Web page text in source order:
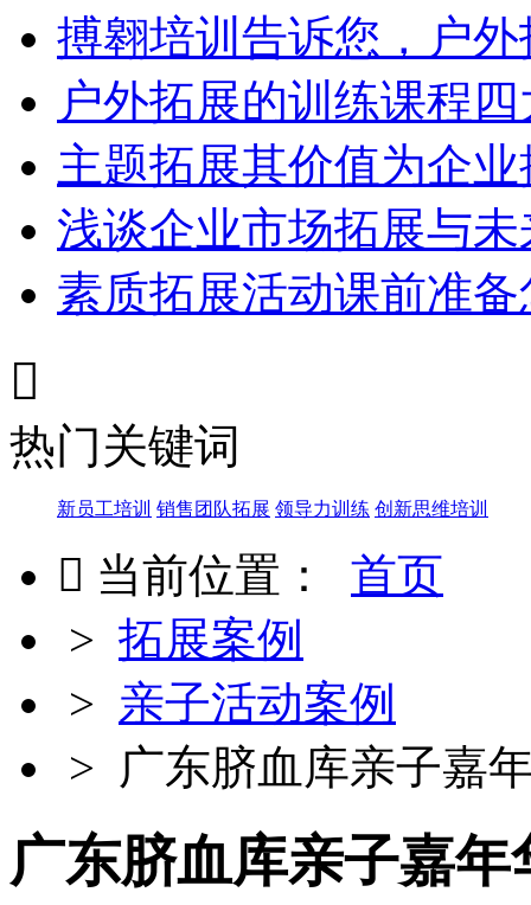
搏翱培训告诉您，户
户外拓展的训练课程
主题拓展其价值为企
浅谈企业市场拓展与
素质拓展活动课前准

热门关键词
新员工培训 销售团队拓展 领导力训练 创新思维培训
 当前位置： 首页
> 拓展案例
> 亲子活动案例
> 广东脐血库亲子嘉
广东脐血库亲子嘉年